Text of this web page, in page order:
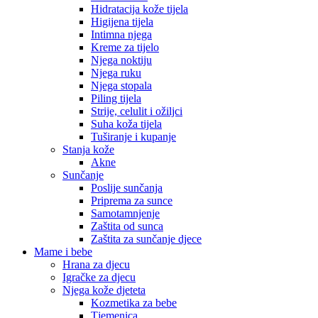
Hidratacija kože tijela
Higijena tijela
Intimna njega
Kreme za tijelo
Njega noktiju
Njega ruku
Njega stopala
Piling tijela
Strije, celulit i ožiljci
Suha koža tijela
Tuširanje i kupanje
Stanja kože
Akne
Sunčanje
Poslije sunčanja
Priprema za sunce
Samotamnjenje
Zaštita od sunca
Zaštita za sunčanje djece
Mame i bebe
Hrana za djecu
Igračke za djecu
Njega kože djeteta
Kozmetika za bebe